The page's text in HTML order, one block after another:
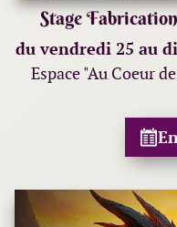
Stage
du vendredi 25 au
Espace "Au Coeur